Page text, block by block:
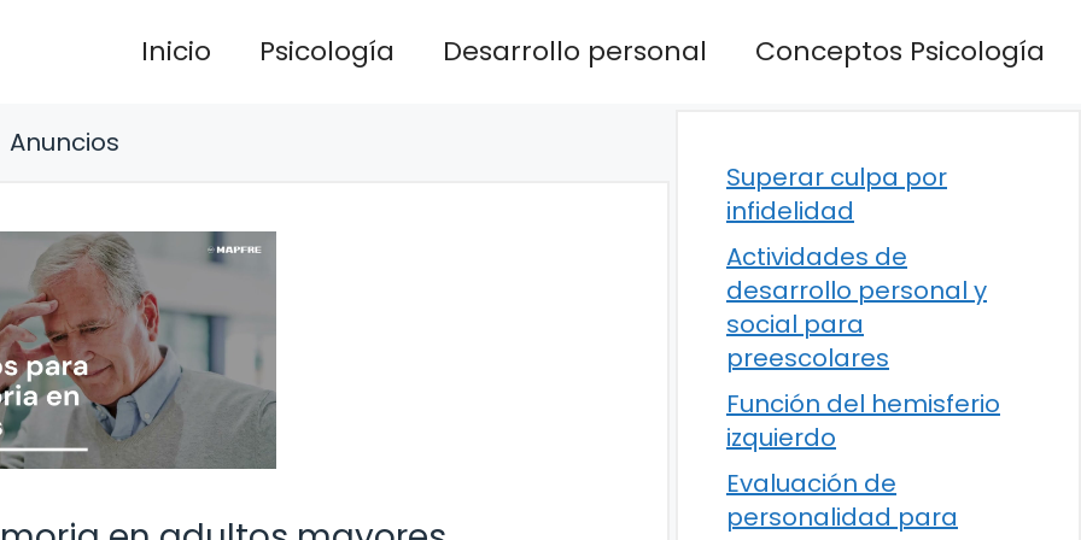
Inicio Psicología Desarrollo personal Conceptos Psicología
Anuncios
Superar culpa por
infidelidad
Actividades de
desarrollo personal y
social para
preescolares
Función del hemisferio
izquierdo
Evaluación de
personalidad para